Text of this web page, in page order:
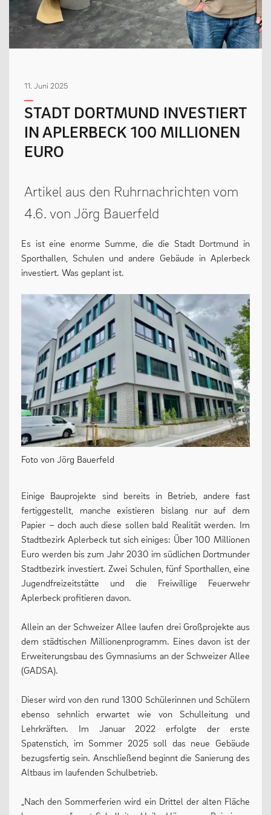
MENSCHEN
Kollegium
Vertretung der Schülerschaft
Praktikum
Erziehungsberechtigte & Förderverein
Schulsozialarbeit
LEBEN
13plus Nachmittagsangebot
Austausche und Fahrten
Europa
Berufliche Orientierung
Beratung
Menschen und Werke des Monats
LERNEN
Fächer
Erprobungsstufe
Mittelstufe
Wettbewerbe
Forschung
Fordern & Fördern
Anfahrt
Krankmeldung
Downloads
Kontakt
11. Juni 2025
STADT DORTMUND INVESTIERT
IN APLERBECK 100 MILLIONEN
EURO
Artikel aus den Ruhrnachrichten vom
4.6. von Jörg Bauerfeld
Es ist eine enorme Summe, die die Stadt Dortmund in
Sporthallen, Schulen und andere Gebäude in Aplerbeck
investiert. Was geplant ist.
Foto von Jörg Bauerfeld
Einige Bauprojekte sind bereits in Betrieb, andere fast
fertiggestellt, manche existieren bislang nur auf dem
Papier – doch auch diese sollen bald Realität werden. Im
Stadtbezirk Aplerbeck tut sich einiges: Über 100 Millionen
Euro werden bis zum Jahr 2030 im südlichen Dortmunder
Stadtbezirk investiert. Zwei Schulen, fünf Sporthallen, eine
Jugendfreizeitstätte und die Freiwillige Feuerwehr
Aplerbeck profitieren davon.
Allein an der Schweizer Allee laufen drei Großprojekte aus
dem städtischen Millionenprogramm. Eines davon ist der
Erweiterungsbau des Gymnasiums an der Schweizer Allee
(GADSA).
Dieser wird von den rund 1300 Schülerinnen und Schülern
ebenso sehnlich erwartet wie von Schulleitung und
Lehrkräften. Im Januar 2022 erfolgte der erste
Spatenstich, im Sommer 2025 soll das neue Gebäude
bezugsfertig sein. Anschließend beginnt die Sanierung des
Altbaus im laufenden Schulbetrieb.
„Nach den Sommerferien wird ein Drittel der alten Fläche